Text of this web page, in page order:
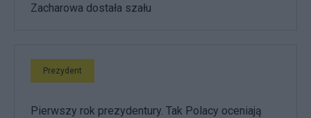
Zacharowa dostała szału
Prezydent
Pierwszy rok prezydentury. Tak Polacy oceniają